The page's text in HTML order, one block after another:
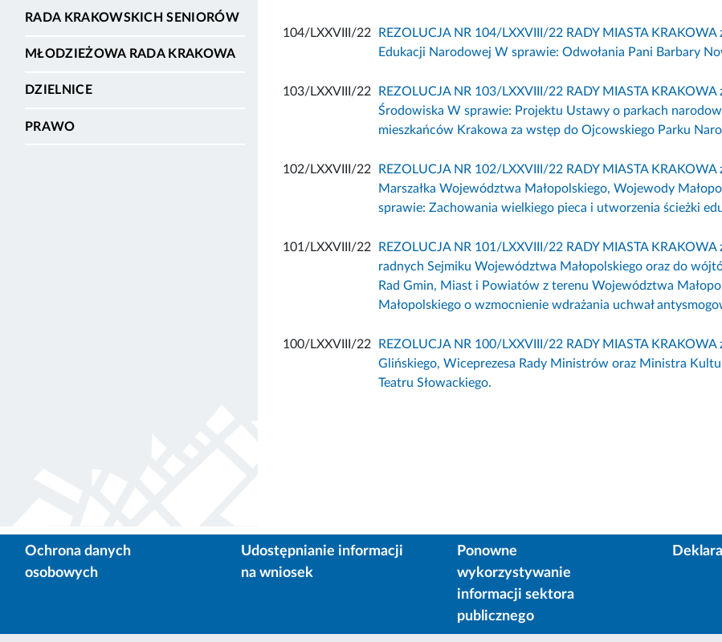
RADA KRAKOWSKICH SENIORÓW
MŁODZIEŻOWA RADA KRAKOWA
DZIELNICE
PRAWO
104/LXXVIII/22
REZOLUCJA NR 104/LXXVIII/22 RADY MIASTA
Edukacji Narodowej W sprawie: Odwołania Pani Barbary
103/LXXVIII/22
REZOLUCJA NR 103/LXXVIII/22 RADY MIASTA
Środowiska W sprawie: Projektu Ustawy o parkach
mieszkańców Krakowa za wstęp do Ojcowskiego Parku
102/LXXVIII/22
REZOLUCJA NR 102/LXXVIII/22 RADY MIASTA
Marszałka Województwa Małopolskiego, Wojewody
sprawie: Zachowania wielkiego pieca i utworzenia ścieżki
101/LXXVIII/22
REZOLUCJA NR 101/LXXVIII/22 RADY MIASTA
radnych Sejmiku Województwa Małopolskiego oraz do
Rad Gmin, Miast i Powiatów z terenu Województwa
Małopolskiego o wzmocnienie wdrażania uchwał
100/LXXVIII/22
REZOLUCJA NR 100/LXXVIII/22 RADY MIASTA
Glińskiego, Wiceprezesa Rady Ministrów oraz Ministra
Teatru Słowackiego.
Ochrona danych
osobowych
Udostępnianie informacji
na wniosek
Ponowne
wykorzystywanie
informacji sektora
publicznego